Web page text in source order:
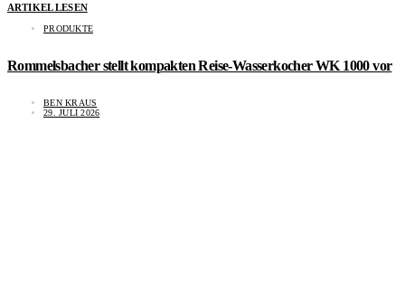
ARTIKEL LESEN
PRODUKTE
Rommelsbacher stellt kompakten Reise-Wasserkocher WK 1000 vor
BEN KRAUS
29. JULI 2026